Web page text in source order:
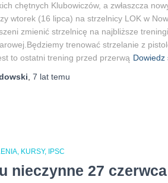
chętnych Klubowiczów, a zwłaszcza
wtorek (16 lipca) na strzelnicy LOK w
zmienić strzelnicę na najbliższe
trenować strzelanie z
to ostatni trening przed przerwą Dowiedz
7 lattemu
KURSY, IPSC
nieczynne 27 czerwca